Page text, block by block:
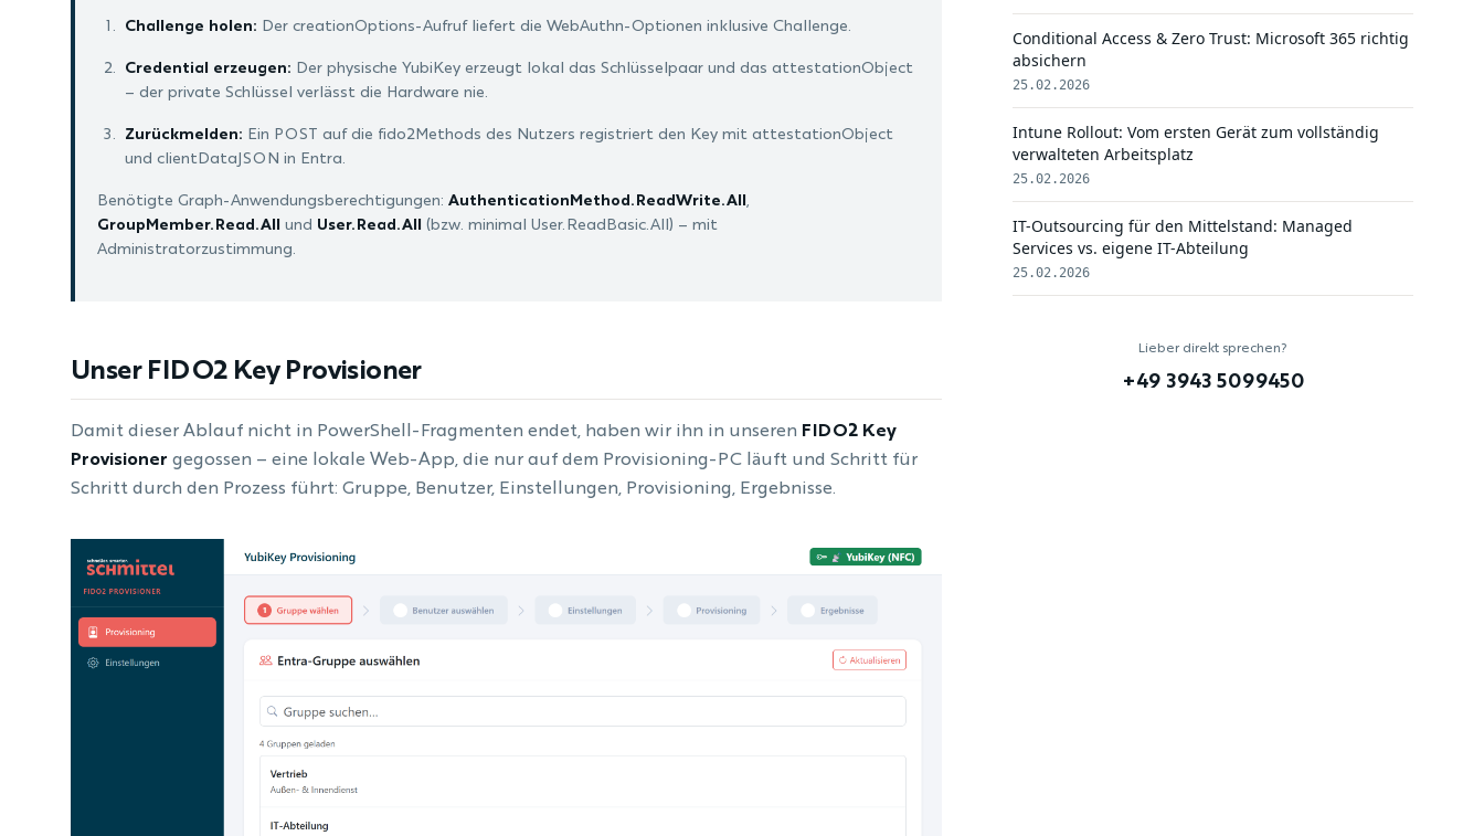
Challenge holen: Der creationOptions-Aufruf liefert die WebAuthn-Optionen inklusive Challenge.
Credential erzeugen: Der physische YubiKey erzeugt lokal das Schlüsselpaar und das attestationObject
– der private Schlüssel verlässt die Hardware nie.
Zurückmelden: Ein POST auf die fido2Methods des Nutzers registriert den Key mit attestationObject
und clientDataJSON in Entra.
Benötigte Graph-Anwendungsberechtigungen: AuthenticationMethod.ReadWrite.All ,
GroupMember.Read.All
und User.Read.All
(bzw. minimal User.ReadBasic.All) – mit
Administratorzustimmung.
Unser FIDO2 Key Provisioner
Damit dieser Ablauf nicht in PowerShell-Fragmenten endet, haben wir ihn in unseren FIDO2 Key
Provisioner gegossen – eine lokale Web-App, die nur auf dem Provisioning-PC läuft und Schritt für
Schritt durch den Prozess führt: Gruppe, Benutzer, Einstellungen, Provisioning, Ergebnisse.
Conditional Access & Zero Trust: Microsoft 365 richtig
absichern
25.02.2026
Intune Rollout: Vom ersten Gerät zum vollständig
verwalteten Arbeitsplatz
25.02.2026
IT-Outsourcing für den Mittelstand: Managed
Services vs. eigene IT-Abteilung
25.02.2026
Lieber direkt sprechen?
+49 3943 5099450